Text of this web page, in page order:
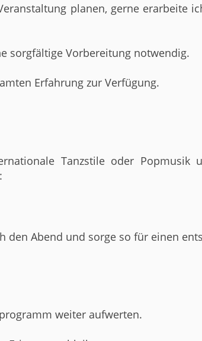
planen, gerne erarbeite
sorgfältige Vorbereitung notwendig.
Erfahrung zur Verfügung.
Tanzstile oder
Abend und sorge so für einen
weiter aufwerten.